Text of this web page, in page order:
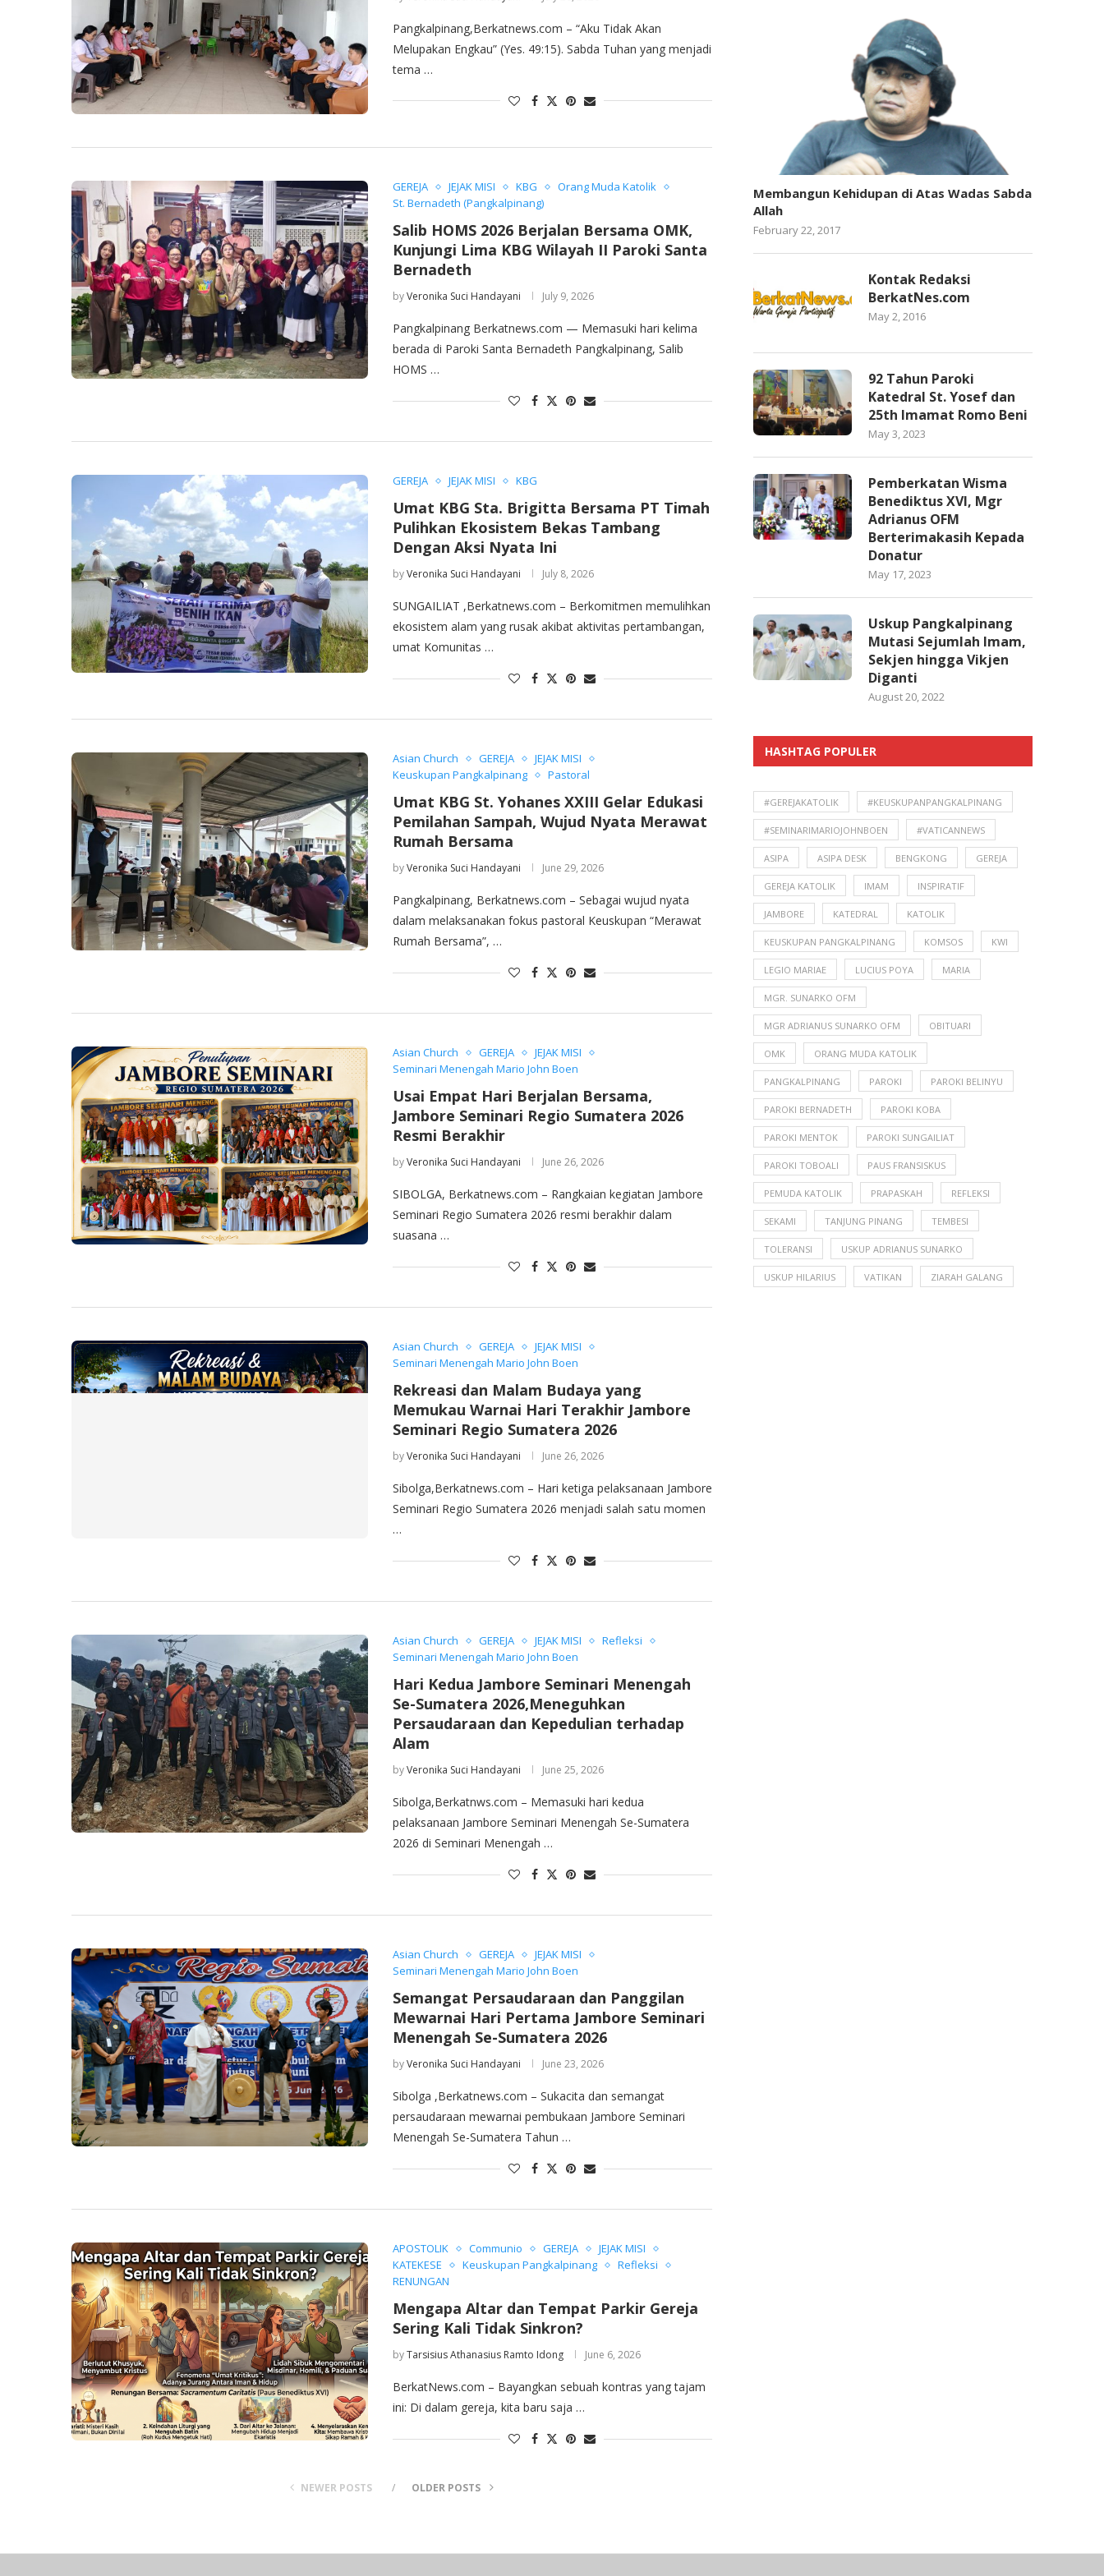
Pangkalpinang,Berkatnews.com – “Aku Tidak Akan
Melupakan Engkau” (Yes. 49:15). Sabda Tuhan yang menjadi
tema …
GEREJA JEJAK MISI KBG
Orang Muda Katolik
St. Bernadeth (Pangkalpinang)
Salib HOMS 2026 Berjalan Bersama OMK,
Kunjungi Lima KBG Wilayah II Paroki Santa
Bernadeth
byVeronika Suci Handayani July 9, 2026
Pangkalpinang Berkatnews.com — Memasuki hari kelima
berada di Paroki Santa Bernadeth Pangkalpinang, Salib
HOMS …
GEREJA JEJAK MISI KBG
Umat KBG Sta. Brigitta Bersama PT Timah
Pulihkan Ekosistem Bekas Tambang
Dengan Aksi Nyata Ini
byVeronika Suci Handayani July 8, 2026
SUNGAILIAT ,Berkatnews.com – Berkomitmen memulihkan
ekosistem alam yang rusak akibat aktivitas pertambangan,
umat Komunitas …
Asian Church GEREJA
JEJAK MISI
Keuskupan Pangkalpinang
Pastoral
Umat KBG St. Yohanes XXIII Gelar Edukasi
Pemilahan Sampah, Wujud Nyata Merawat
Rumah Bersama
byVeronika Suci Handayani June 29, 2026
Pangkalpinang, Berkatnews.com – Sebagai wujud nyata
dalam melaksanakan fokus pastoral Keuskupan “Merawat
Rumah Bersama”, …
Asian Church GEREJA
JEJAK MISI
Seminari Menengah Mario John Boen
Usai Empat Hari Berjalan Bersama,
Jambore Seminari Regio Sumatera 2026
Resmi Berakhir
byVeronika Suci Handayani June 26, 2026
SIBOLGA, Berkatnews.com – Rangkaian kegiatan Jambore
Seminari Regio Sumatera 2026 resmi berakhir dalam
suasana …
Asian Church GEREJA
JEJAK MISI
Seminari Menengah Mario John Boen
Rekreasi dan Malam Budaya yang
Memukau Warnai Hari Terakhir Jambore
Seminari Regio Sumatera 2026
byVeronika Suci Handayani June 26, 2026
Sibolga,Berkatnews.com – Hari ketiga pelaksanaan Jambore
Seminari Regio Sumatera 2026 menjadi salah satu momen
…
Asian Church GEREJA JEJAK MISI
Refleksi
Seminari Menengah Mario John Boen
Hari Kedua Jambore Seminari Menengah
Se-Sumatera 2026,Meneguhkan
Persaudaraan dan Kepedulian terhadap
Alam
byVeronika Suci Handayani June 25, 2026
Sibolga,Berkatnws.com – Memasuki hari kedua
pelaksanaan Jambore Seminari Menengah Se-Sumatera
2026 di Seminari Menengah …
Asian Church GEREJA
JEJAK MISI
Seminari Menengah Mario John Boen
Semangat Persaudaraan dan Panggilan
Mewarnai Hari Pertama Jambore Seminari
Menengah Se-Sumatera 2026
byVeronika Suci Handayani June 23, 2026
Sibolga ,Berkatnews.com – Sukacita dan semangat
persaudaraan mewarnai pembukaan Jambore Seminari
Menengah Se-Sumatera Tahun …
APOSTOLIK Communio GEREJA
JEJAK MISI
KATEKESE
Keuskupan Pangkalpinang
Refleksi
RENUNGAN
Mengapa Altar dan Tempat Parkir Gereja
Sering Kali Tidak Sinkron?
byTarsisius Athanasius Ramto Idong June 6, 2026
BerkatNews.com – Bayangkan sebuah kontras yang tajam
ini: Di dalam gereja, kita baru saja …
NEWER POSTS OLDER POSTS
Membangun Kehidupan di Atas Wadas Sabda
Allah
February 22, 2017
Kontak Redaksi
BerkatNes.com
May 2, 2016
92 Tahun Paroki
Katedral St. Yosef dan
25th Imamat Romo Beni
May 3, 2023
Pemberkatan Wisma
Benediktus XVI, Mgr
Adrianus OFM
Berterimakasih Kepada
Donatur
May 17, 2023
Uskup Pangkalpinang
Mutasi Sejumlah Imam,
Sekjen hingga Vikjen
Diganti
August 20, 2022
HASHTAG POPULER
#GEREJAKATOLIK #KEUSKUPANPANGKALPINANG
#SEMINARIMARIOJOHNBOEN #VATICANNEWS
ASIPA ASIPA DESK BENGKONG GEREJA
GEREJA KATOLIK IMAM INSPIRATIF
JAMBORE KATEDRAL KATOLIK
KEUSKUPAN PANGKALPINANG KOMSOS KWI
LEGIO MARIAE LUCIUS POYA MARIA
MGR. SUNARKO OFM
MGR ADRIANUS SUNARKO OFM OBITUARI
OMK ORANG MUDA KATOLIK
PANGKALPINANG PAROKI PAROKI BELINYU
PAROKI BERNADETH PAROKI KOBA
PAROKI MENTOK PAROKI SUNGAILIAT
PAROKI TOBOALI PAUS FRANSISKUS
PEMUDA KATOLIK PRAPASKAH REFLEKSI
SEKAMI TANJUNG PINANG TEMBESI
TOLERANSI USKUP ADRIANUS SUNARKO
USKUP HILARIUS VATIKAN ZIARAH GALANG